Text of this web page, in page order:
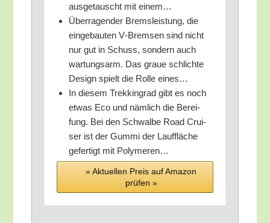
aus­ge­tauscht mit einem…
Über­ra­gen­der Brems­leis­tung, die
ein­ge­bau­ten V‑Bremsen sind nicht
nur gut in Schuss, son­dern auch
war­tungs­arm. Das graue schlich­te
Design spielt die Rol­le eines…
In die­sem Trek­king­rad gibt es noch
etwas Eco und näm­lich die Berei­
fung. Bei den Schwal­be Road Crui­
ser ist der Gum­mi der Lauf­flä­che
gefer­tigt mit Polymeren…
» Aktu­el­len Preis auf Ama­zon
prü­fen »